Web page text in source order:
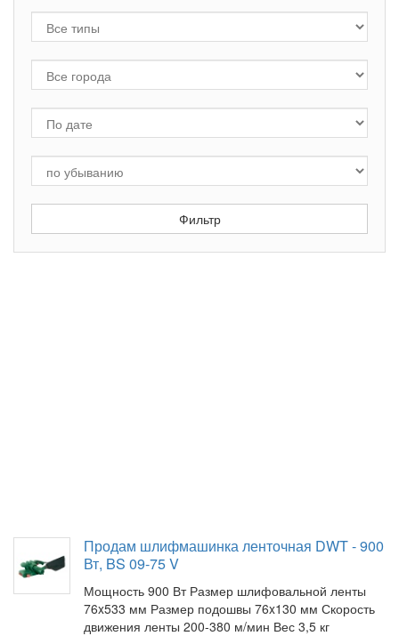
Продам шлифмашинка ленточная DWT - 900
Вт, BS 09-75 V
Мощность 900 Вт Размер шлифовальной ленты
76x533 мм Размер подошвы 76x130 мм Скорость
движения ленты 200-380 м/мин Вес 3,5 кг